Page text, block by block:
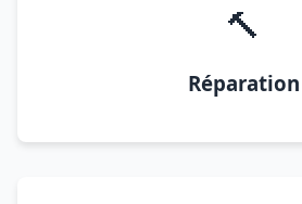
🔨
Réparation